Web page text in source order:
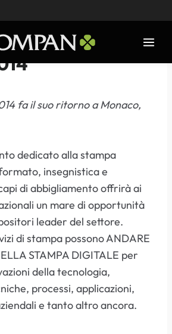
fa il suo ritorno a Monaco,
dedicato alla stampa
insegnistica e
di abbigliamento offrirà ai
un mare di opportunità
leader del settore.
di stampa possono ANDARE
STAMPA DIGITALE per
della tecnologia,
processi, applicazioni,
e tanto altro ancora.